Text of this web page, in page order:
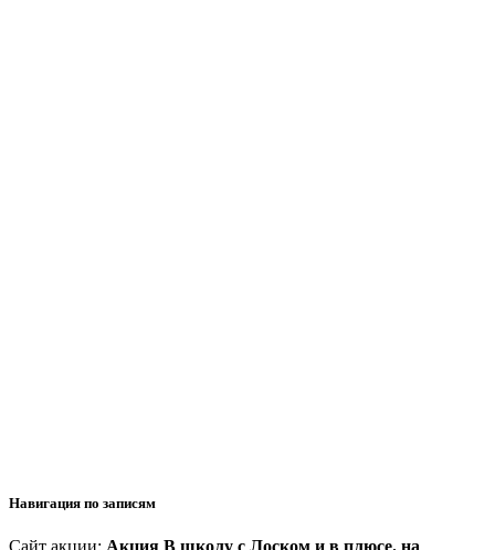
Навигация по записям
Сайт акции: Акция В школу с Лоском и в плюсе. на